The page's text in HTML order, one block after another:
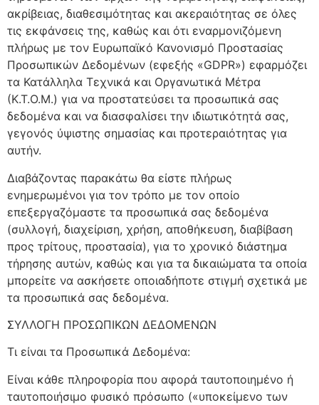
ακρίβειας, διαθεσιμότητας και ακεραιότητας σε όλες
τις εκφάνσεις της, καθώς και ότι εναρμονιζόμενη
πλήρως με τον Ευρωπαϊκό Κανονισμό Προστασίας
Προσωπικών Δεδομένων (εφεξής «GDPR») εφαρμόζει
τα Κατάλληλα Τεχνικά και Οργανωτικά Μέτρα
(Κ.Τ.Ο.Μ.) για να προστατεύσει τα προσωπικά σας
δεδομένα και να διασφαλίσει την ιδιωτικότητά σας,
γεγονός ύψιστης σημασίας και προτεραιότητας για
αυτήν.
Διαβάζοντας παρακάτω θα είστε πλήρως
ενημερωμένοι για τον τρόπο με τον οποίο
επεξεργαζόμαστε τα προσωπικά σας δεδομένα
(συλλογή, διαχείριση, χρήση, αποθήκευση, διαβίβαση
προς τρίτους, προστασία), για το χρονικό διάστημα
τήρησης αυτών, καθώς και για τα δικαιώματα τα οποία
μπορείτε να ασκήσετε οποιαδήποτε στιγμή σχετικά με
τα προσωπικά σας δεδομένα.
ΣΥΛΛΟΓΗ ΠΡΟΣΩΠΙΚΩΝ ΔΕΔΟΜΕΝΩΝ
Τι είναι τα Προσωπικά Δεδομένα:
Είναι κάθε πληροφορία που αφορά ταυτοποιημένο ή
ταυτοποιήσιμο φυσικό πρόσωπο («υποκείμενο των